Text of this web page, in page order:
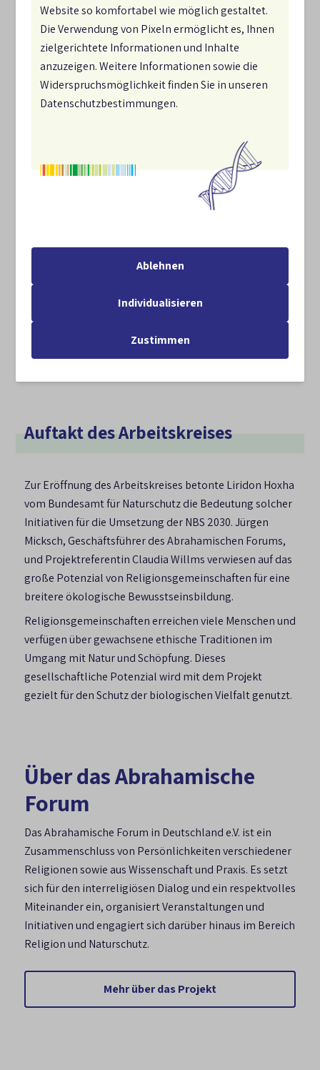
Website so komfortabel wie möglich gestaltet.
Die Verwendung von Pixeln ermöglicht es, Ihnen
zielgerichtete Informationen und Inhalte
anzuzeigen. Weitere Informationen sowie die
Widerspruchsmöglichkeit finden Sie in unseren
Datenschutzbestimmungen.
Ablehnen
Individualisieren
Zustimmen
Religiöse Naturschutztage_Im Rahmen der
ökumenischen Schöpfungszeit (1.September–4.
Oktober) werden bundesweit interreligiöse
Naturschutztage durchgeführt. Religionsgemeinden
und Engagierte im Naturschutz machen nicht nur
gemeinsames Engagement für die biologische
Vielfalt sichtbar, sondern motivieren und
Religiöse Feste rund um die Natur_
Naturbezogene Feste wie Erntedank, der Tag der
Biene oder das Arche-Noah-Fest werden interreligiös
gestaltet und regional gestärkt. Ziel ist es, das
Das Projekt läuft vom 1. November 2025 bis 30. April
2031 und wird im Bundesprogramm Biologische Vielfalt
durch das Bundesamt für Naturschutz mit Mitteln des
Bundesministeriums für Umwelt, Klimaschutz und
nukleare Sicherheit gefördert.
Auftakt des Arbeitskreises
Zur Eröffnung des Arbeitskreises betonte Liridon Hoxha
vom Bundesamt für Naturschutz die Bedeutung solcher
Initiativen für die Umsetzung der NBS 2030. Jürgen
Micksch, Geschäftsführer des Abrahamischen Forums,
und Projektreferentin Claudia Willms verwiesen auf das
große Potenzial von Religionsgemeinschaften für eine
breitere ökologische Bewusstseinsbildung.
Religionsgemeinschaften erreichen viele Menschen und
verfügen über gewachsene ethische Traditionen im
Umgang mit Natur und Schöpfung. Dieses
gesellschaftliche Potenzial wird mit dem Projekt
gezielt für den Schutz der biologischen Vielfalt genutzt.
Über das Abrahamische
Forum
Das Abrahamische Forum in Deutschland e.V. ist ein
Zusammenschluss von Persönlichkeiten verschiedener
Religionen sowie aus Wissenschaft und Praxis. Es setzt
sich für den interreligiösen Dialog und ein respektvolles
Miteinander ein, organisiert Veranstaltungen und
Initiativen und engagiert sich darüber hinaus im Bereich
Religion und Naturschutz.
Mehr über das Projekt